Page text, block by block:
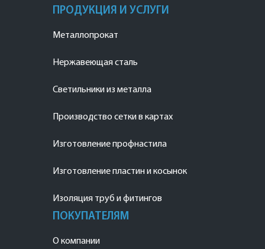
ПРОДУКЦИЯ И УСЛУГИ
Металлопрокат
Нержавеющая сталь
Светильники из металла
Производство сетки в картах
Изготовление профнастила
Изготовление пластин и косынок
Изоляция труб и фитингов
ПОКУПАТЕЛЯМ
О компании